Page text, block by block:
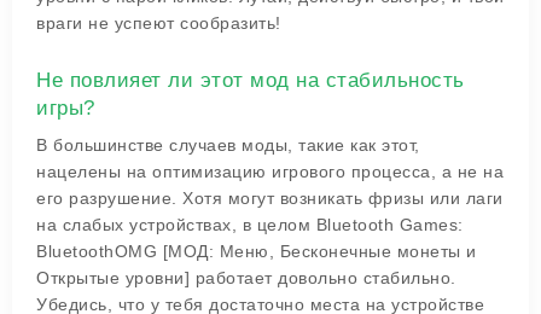
враги не успеют сообразить!
Не повлияет ли этот мод на стабильность
игры?
В большинстве случаев моды, такие как этот,
нацелены на оптимизацию игрового процесса, а не на
его разрушение. Хотя могут возникать фризы или лаги
на слабых устройствах, в целом Bluetooth Games:
BluetoothOMG [МОД: Меню, Бесконечные монеты и
Открытые уровни] работает довольно стабильно.
Убедись, что у тебя достаточно места на устройстве